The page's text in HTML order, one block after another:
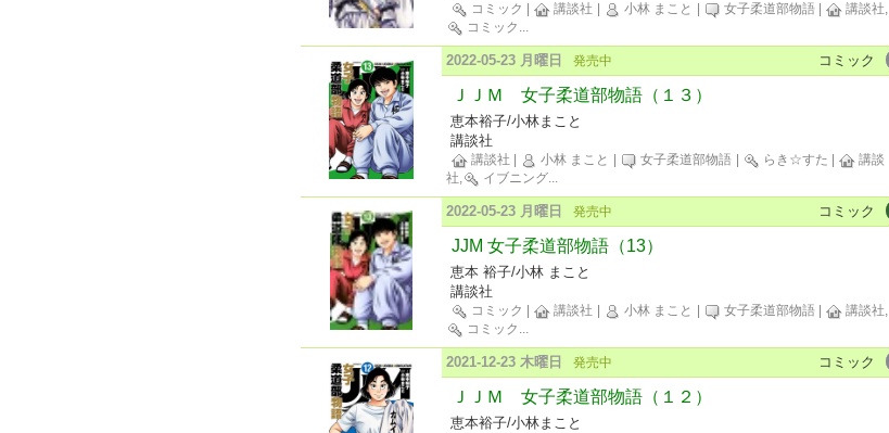
コミック 講談社 小林 まこと 女子柔道部物語
講談社,
コミック ...
コミック
2022-05-23 月曜日 発売中
ＪＪＭ 女子柔道部物語（１３）
恵本裕子/小林まこと
講談社
講談社 小林 まこと 女子柔道部物語 らき☆すた
講談
社,
イブニング...
コミック
2022-05-23 月曜日 発売中
JJM 女子柔道部物語（13）
恵本 裕子/小林 まこと
講談社
コミック 講談社 小林 まこと 女子柔道部物語
講談社,
コミック ...
コミック
2021-12-23 木曜日 発売中
ＪＪＭ 女子柔道部物語（１２）
恵本裕子/小林まこと